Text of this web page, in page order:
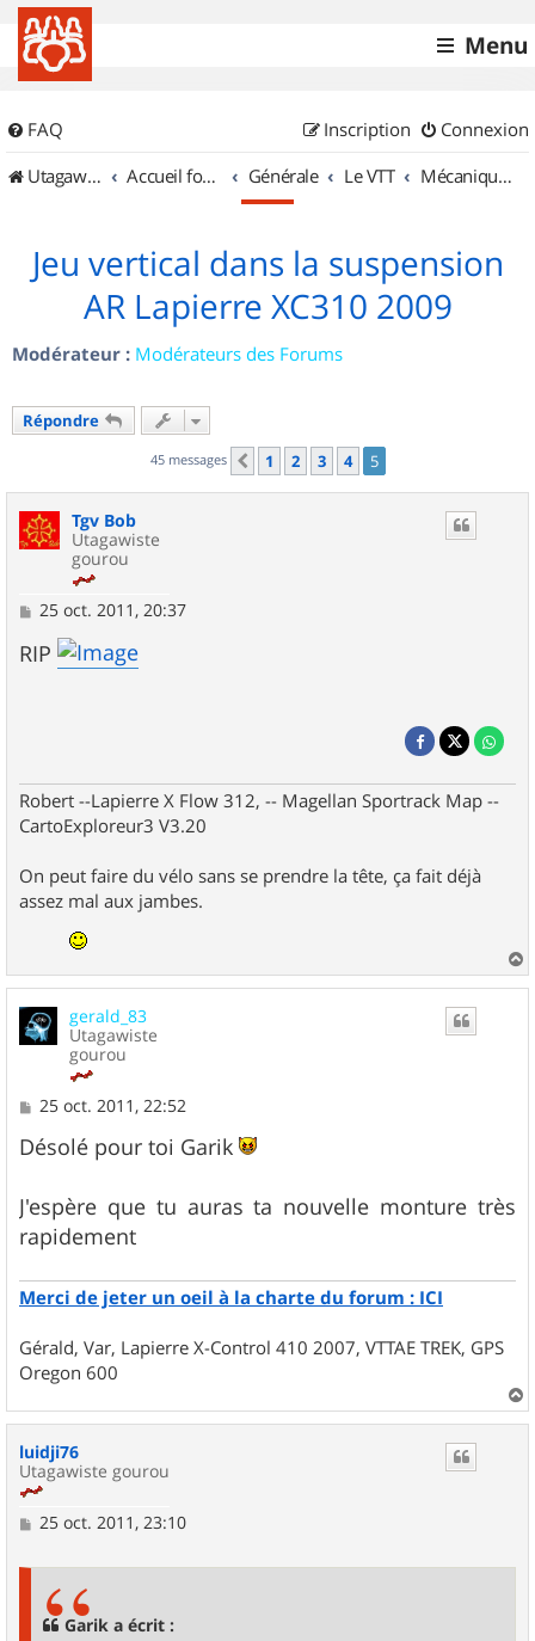
Menu
FAQ Connexion
Inscription
UtagawaVTT (Randos VTT et VTTAE avec traces GPS)
Accueil forum Générale Le VTT Mécanique et Entretiens
Jeu vertical dans la suspension
AR Lapierre XC310 2009
Modérateur : Modérateurs des Forums
Répondre
45 messages Précédent
1 2 3 4 5
Tgv Bob
Utagawiste
gourou
M
s
s
25 oct. 2011, 20:37
RIP
Robert --Lapierre X Flow 312, -- Magellan Sportrack Map --
CartoExploreur3 V3.20
On peut faire du vélo sans se prendre la tête, ça fait déjà
assez mal aux jambes.
a
gerald_83
Utagawiste
gourou
M
s
s
g
e
25 oct. 2011, 22:52
Désolé pour toi Garik
J'espère que tu auras ta nouvelle monture très
rapidement
Merci de jeter un oeil à la charte du forum : ICI
Gérald, Var, Lapierre X-Control 410 2007, VTTAE TREK, GPS
Oregon 600
a
luidji76
Utagawiste gourou
M
25 oct. 2011, 23:10
Garik a écrit :